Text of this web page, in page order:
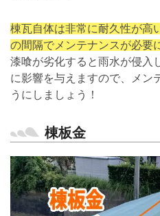
棟瓦自体は非常に耐久性が高
の間隔でメンテナンスが必要
漆喰が劣化すると雨水が侵入
に影響を与えますので、メン
うにしましょう！
棟板金